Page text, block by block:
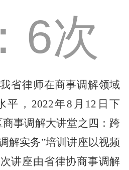
6次
我省律师在商事调解领域
平 ， 2022年8 月 12 日下
商事调解大讲堂之 四： 跨
解实务”培训讲座以视频
讲座由省律协商事调解